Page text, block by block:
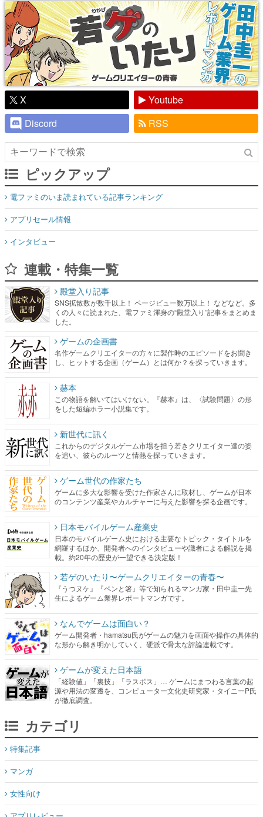
X
Youtube
Discord
RSS
ピックアップ
電ファミのいま読まれている記事ランキング
アプリセール情報
インタビュー
連載・特集一覧
殿堂入り記事
SNS拡散数が数千以上！ ページビュー数万以上！ などなど。多
くの人々に読まれた、電ファミ渾身の“殿堂入り”記事をまとめま
した。
ゲームの企画書
名作ゲームクリエイターの方々に製作時のエピソードをお聞き
し、ヒットする企画（ゲーム）とは何か？を探っていきます。
赫本
この物語を解いてはいけない。『赫本』は、〈試験問題〉の形
をした短編ホラー小説集です。
新世代に訊く
これからのデジタルゲーム市場を担う若きクリエイター達の姿
を追い、彼らのルーツと情熱を探っていきます。
ゲーム世代の作家たち
ゲームに多大な影響を受けた作家さんに取材し、ゲームが日本
のコンテンツ産業やカルチャーに与えた影響を探る企画です。
日本モバイルゲーム産業史
日本のモバイルゲーム史における主要なトピック・タイトルを
網羅するほか、開発者へのインタビューや識者による解説を掲
載。約20年の歴史が一望できる決定版！
若ゲのいたり〜ゲームクリエイターの青春〜
『うつヌケ』『ペンと箸』等で知られるマンガ家・田中圭一先
生によるゲーム業界レポートマンガです。
なんでゲームは面白い？
ゲーム開発者・hamatsu氏がゲームの魅力を画面や操作の具体的
な形から解き明かしていく、硬派で骨太な評論連載です。
ゲームが変えた日本語
「経験値」「裏技」「ラスボス」… ゲームにまつわる言葉の起
源や用法の変遷を、コンピューター文化史研究家・タイニーP氏
が徹底調査。
カテゴリ
特集記事
マンガ
女性向け